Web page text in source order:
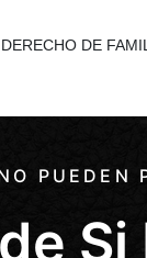
DERECHO DE
PUEDEN